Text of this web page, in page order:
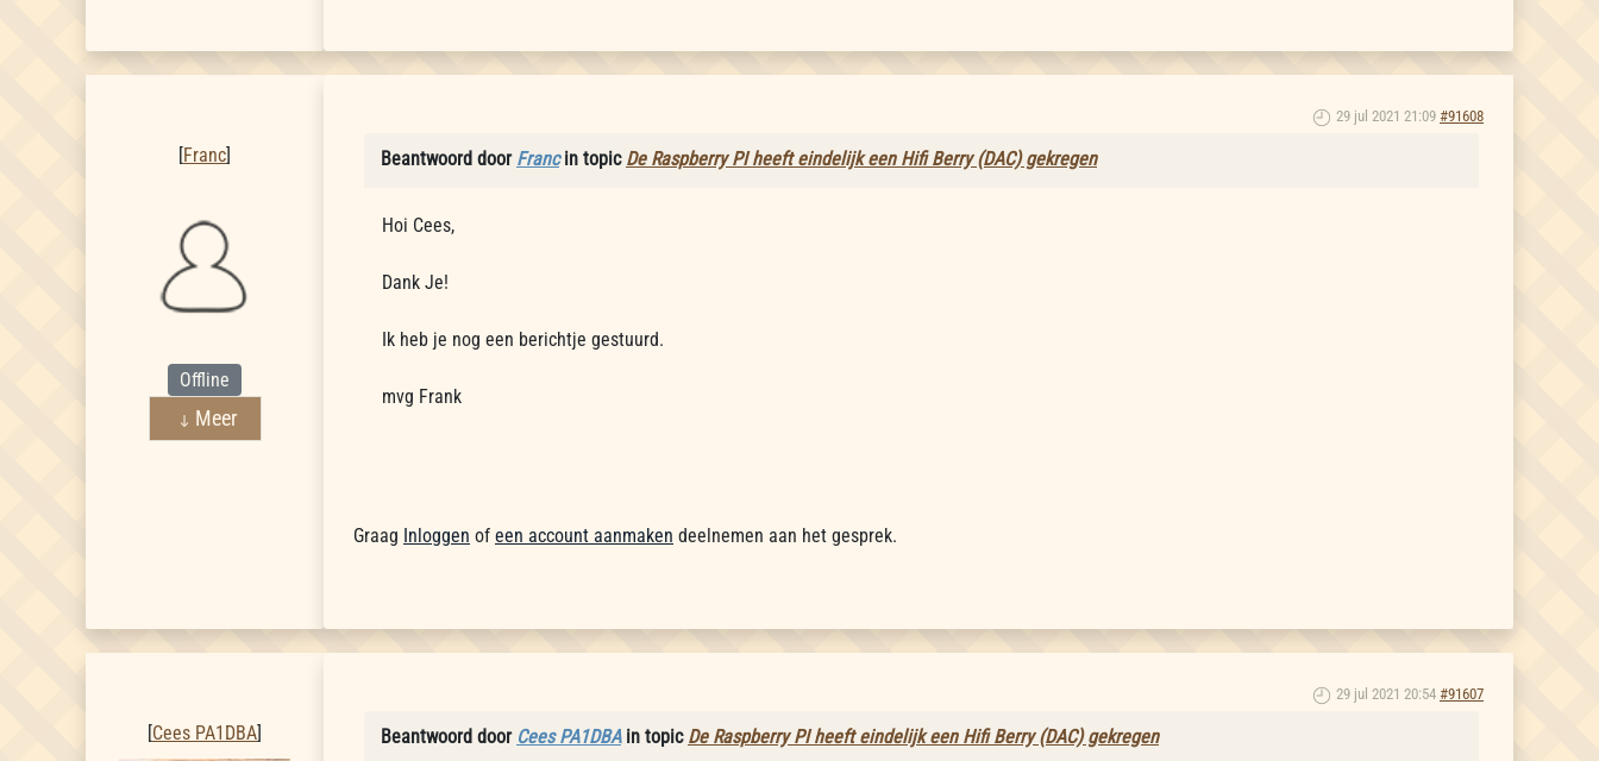
[Franc]
Offline
Meer
29 jul 2021 21:09 #91608
Beantwoord door Francin topic De Raspberry PI heeft eindelijk een Hifi Berry (DAC) gekregen
Hoi Cees,
Dank Je!
Ik heb je nog een berichtje gestuurd.
mvg Frank
Graag Inloggen of een account aanmaken deelnemen aan het gesprek.
[Cees PA1DBA]
29 jul 2021 20:54 #91607
Beantwoord door Cees PA1DBAin topic De Raspberry PI heeft eindelijk een Hifi Berry (DAC) gekregen